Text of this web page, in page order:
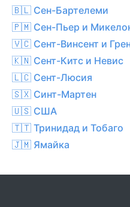
🇧🇱 Сен-Бартелеми
🇵🇲 Сен-Пьер и
🇻🇨 Сент-Винсент и
🇰🇳 Сент-Китс и Невис
🇱🇨 Сент-Люсия
🇸🇽 Синт-Мартен
🇺🇸 США
🇹🇹 Тринидад и Тобаго
🇯🇲 Ямайка